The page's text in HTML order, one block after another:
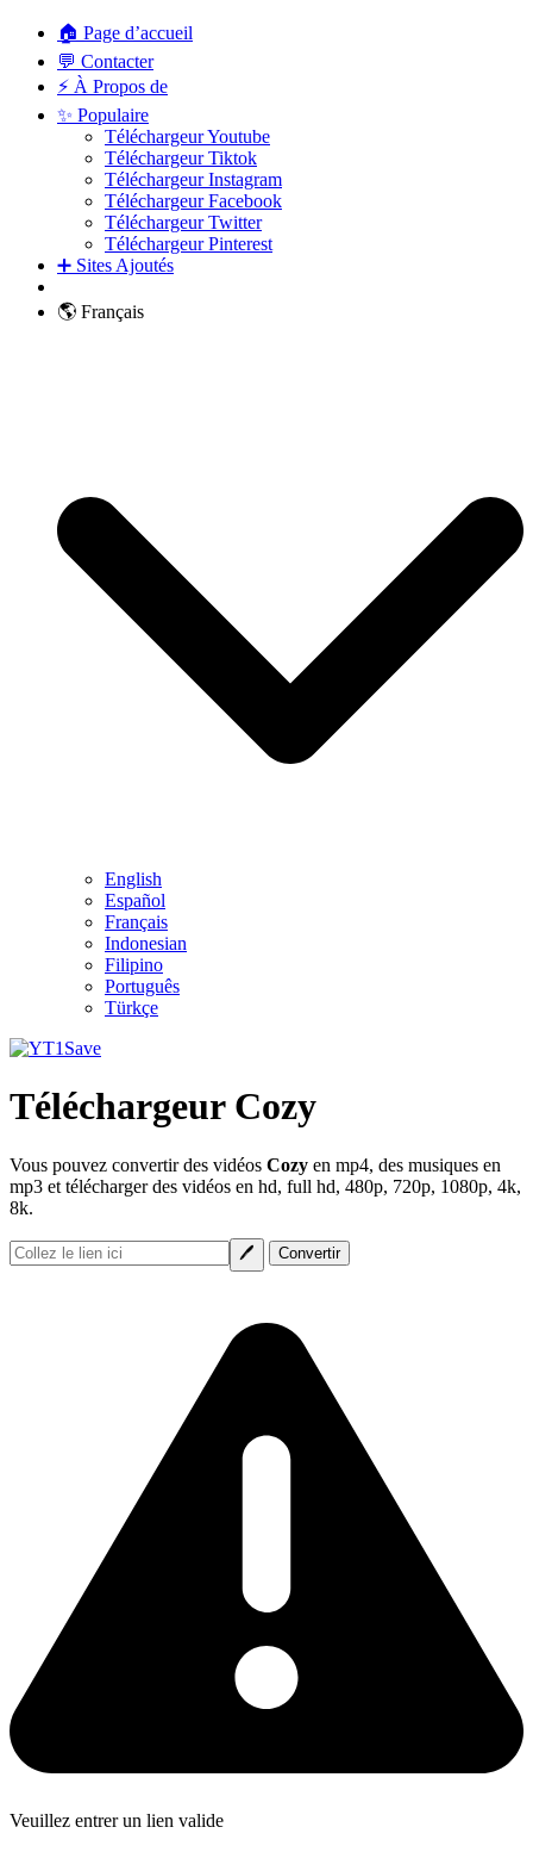
🏠 Page d’accueil
💬 Contacter
⚡ À Propos de
✨ Populaire
Téléchargeur Youtube
Téléchargeur Tiktok
Téléchargeur Instagram
Téléchargeur Facebook
Téléchargeur Twitter
Téléchargeur Pinterest
➕ Sites Ajoutés
🌎 Français
English
Español
Français
Indonesian
Filipino
Português
Türkçe
Téléchargeur Cozy
Vous pouvez convertir des vidéos Cozy en mp4, des musiques en
mp3 et télécharger des vidéos en hd, full hd, 480p, 720p, 1080p, 4k,
8k.
Veuillez entrer un lien valide